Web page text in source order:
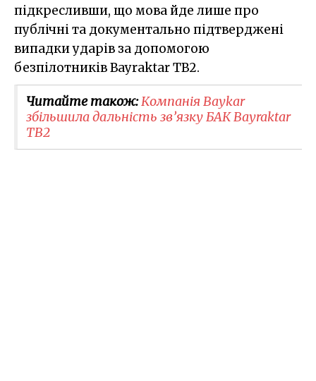
підкресливши, що мова йде лише про
публічні та документально підтверджені
випадки ударів за допомогою
безпілотників Bayraktar TB2.
Читайте також:Компанія Baykar
збільшила дальність зв’язку БАК Bayraktar
TB2